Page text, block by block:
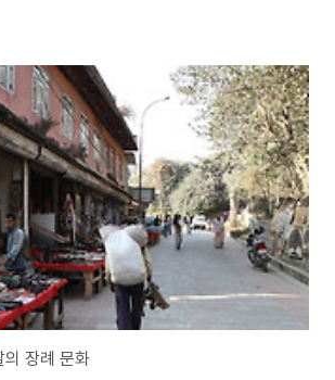
다니며 사회에 진출 했을 때, 원하는 삶을 살 수 있
조이 하우스는 한국인 선교사님께서 운영하시는 곳
시고 삶을 책임 지는 분인데... 먼 이국 땅에서 선뜻
은 아이들을 책임지시는 모습에서 진정한 한국인의
도에서 전기를 받아 쓰는데 인도에서 일방적으로 전
의 장례 문화